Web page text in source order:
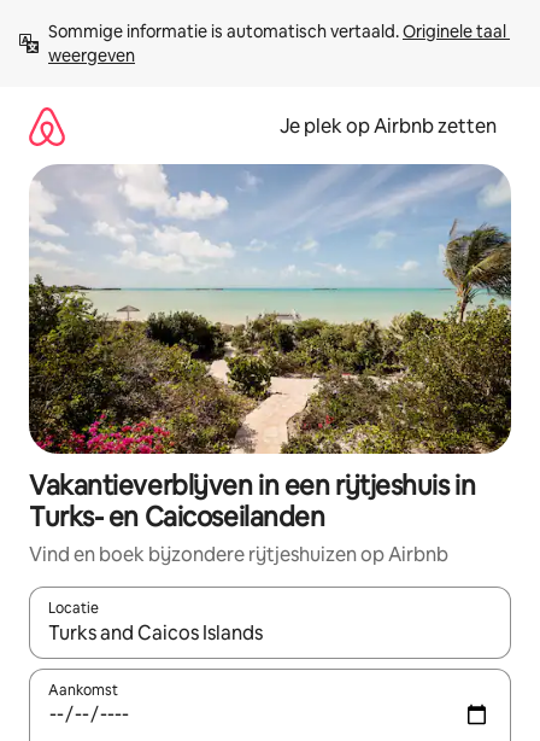
direct
naar
Sommige informatie is automatisch vertaald. Originele taal
weergeven
Je plek op Airbnb zetten
Vakantieverblijven in een rijtjeshuis in
Turks- en Caicoseilanden
Vind en boek bijzondere rijtjeshuizen op Airbnb
Locatie
Wanneer er resultaten beschikbaar zijn, maak je een keuze
Aankomst